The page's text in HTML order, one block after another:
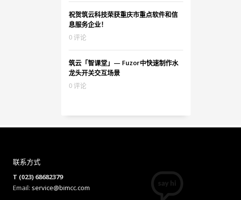
祝贺筑云科技荣获重庆市重点软件和信
息服务企业！
0 评论
筑云「智课堂」— Fuzor中快速制作水
龙头开关交互场景
0 评论
联系方式
T (023) 68682379
Email: service@bimcc.com